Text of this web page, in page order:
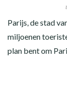
Parijs, de stad
miljoenen
plan bent om